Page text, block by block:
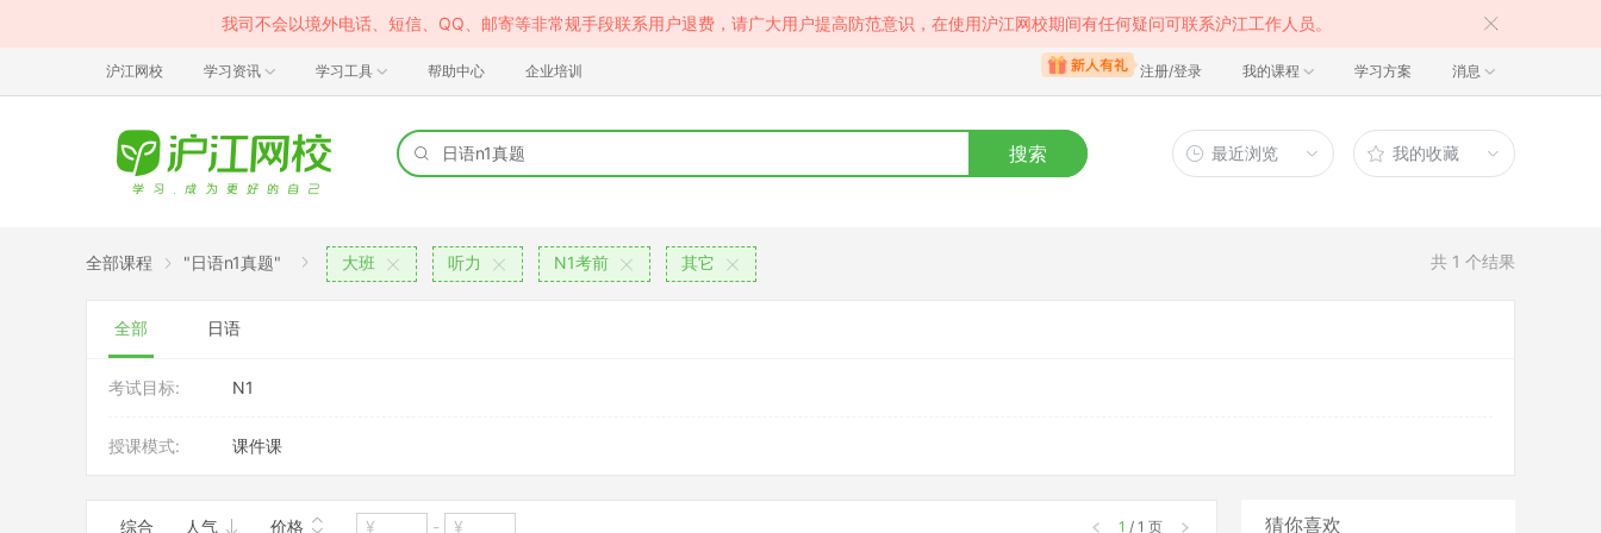
我司不会以境外电话、短信、QQ、邮寄等非常规手段联系用户退费，请广大用户提高防范意识，在使用沪江网校期间有任何疑问可联系沪江工作人员。
沪江网校 学习资讯 学习工具 帮助中心 企业培训 注册/登录 我的课程 学习方案 消息
搜索 最近浏览 我的收藏
全部课程 "日语n1真题" 大班 听力 N1考前 其它 共 1 个结果
全部 日语
考试目标: N1
授课模式: 课件课
综合 人气 价格 - 1 / 1 页 猜你喜欢